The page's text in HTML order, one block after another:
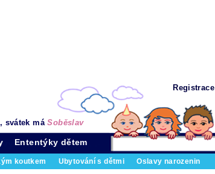
Registrace
svátek máSoběslav
koutkem Ubytování s dětmi Oslavy narozenin
Ententýky dětem